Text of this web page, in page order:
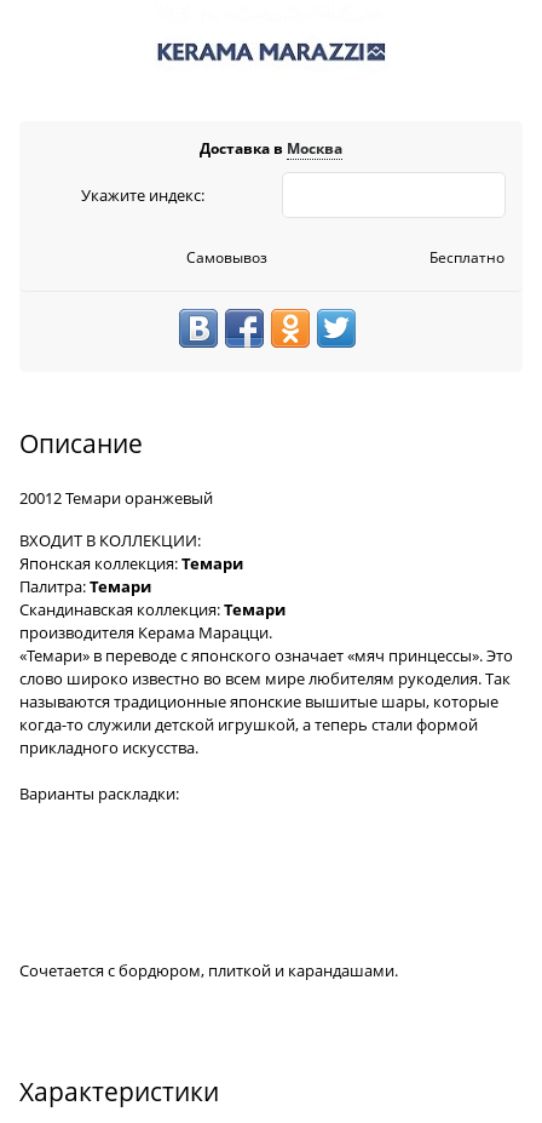
Доставка в Москва
Укажите индекс:
Самовывоз Бесплатно
Описание
20012 Темари оранжевый
ВХОДИТ В КОЛЛЕКЦИИ:
Японская коллекция:Темари
Палитра:Темари
Скандинавская коллекция:Темари
производителя Керама Марацци.
«Темари» в переводе с японского означает «мяч принцессы». Это
слово широко известно во всем мире любителям рукоделия. Так
называются традиционные японские вышитые шары, которые
когда-то служили детской игрушкой, а теперь стали формой
прикладного искусства.
Варианты раскладки:
Сочетается с бордюром, плиткой и карандашами.
Характеристики